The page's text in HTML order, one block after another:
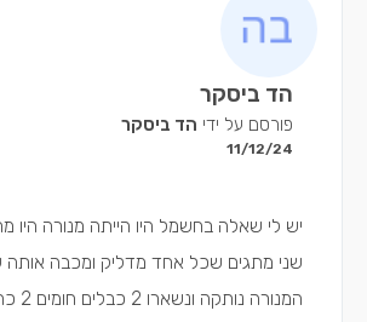
הד ביסקר
פורסם על ידי הד ביסקר
11/12/24
יש לי שאלה בחשמל היו הייתה מנורה היו
שני מתגים שכל אחד מדליק ומכבה